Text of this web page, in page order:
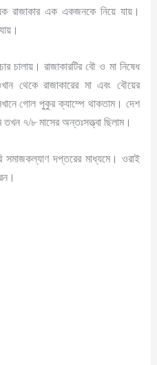
রাজাকার এক একজনকে নিয়ে যায়।
চালায়। রাজাকারটির বৌ ও মা নিষেধ
থেকে রাজাকারের মা এবং বৌয়ের
গোল পুকুর ক্যাম্পে থাকতাম। দেশ
৭/৮ মাসের অন্তঃসত্ত্বা ছিলাম।
সমাজকল্যাণ দপ্তরের মাধ্যমে। ওরাই